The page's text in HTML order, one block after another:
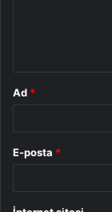
Ad *
E-posta *